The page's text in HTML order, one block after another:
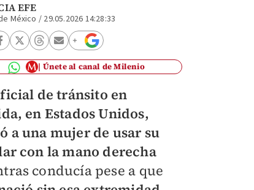
EFE
México / 29.05.2026 14:28:33
Únete al canal de Milenio
de tránsito en
en Estados Unidos,
a una mujer de usar su
con la mano derecha
conducía pese a que